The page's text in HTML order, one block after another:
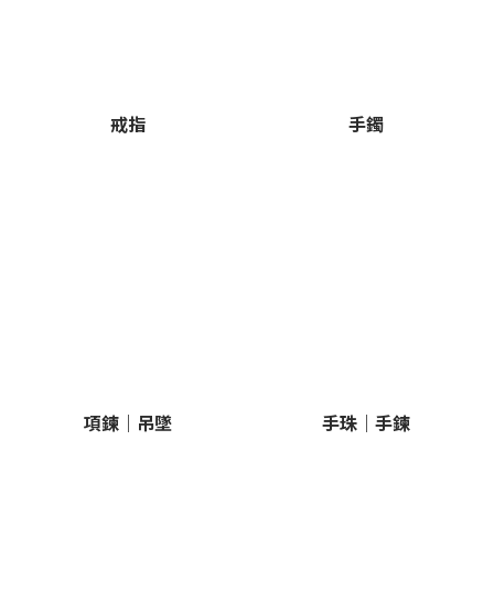
戒指 手鐲
項鍊｜吊墜 手珠｜手鍊